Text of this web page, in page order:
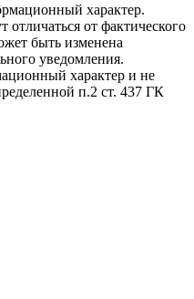
характер.
отличаться от фактического
быть изменена
уведомления.
характер и не
п.2 ст. 437 ГК